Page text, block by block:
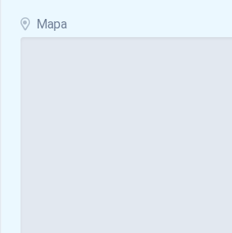
Mapa